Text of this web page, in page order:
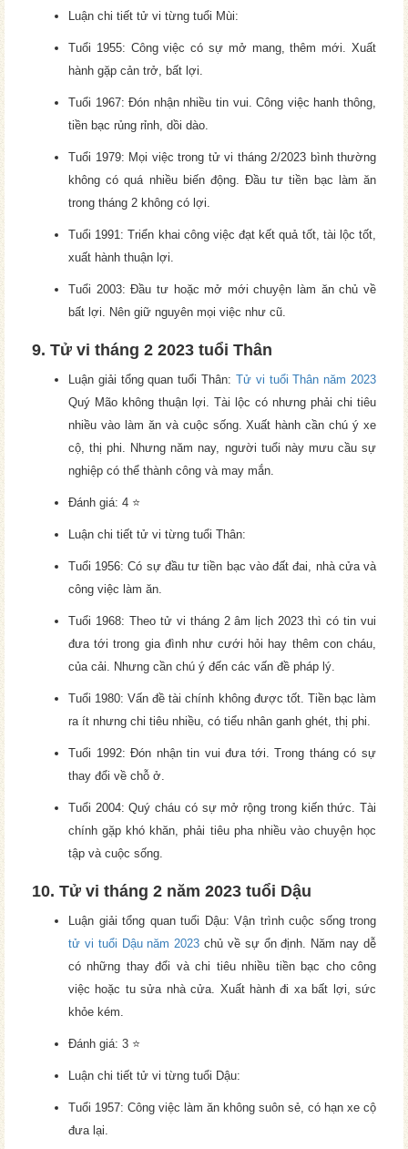
Luận chi tiết tử vi từng tuổi Mùi:
Tuổi 1955: Công việc có sự mở mang, thêm mới. Xuất
hành gặp cản trở, bất lợi.
Tuổi 1967: Đón nhận nhiều tin vui. Công việc hanh thông,
tiền bạc rủng rỉnh, dồi dào.
Tuổi 1979: Mọi việc trong tử vi tháng 2/2023 bình thường
không có quá nhiều biến động. Đầu tư tiền bạc làm ăn
trong tháng 2 không có lợi.
Tuổi 1991: Triển khai công việc đạt kết quả tốt, tài lộc tốt,
xuất hành thuận lợi.
Tuổi 2003: Đầu tư hoặc mở mới chuyện làm ăn chủ về
bất lợi. Nên giữ nguyên mọi việc như cũ.
9. Tử vi tháng 2 2023 tuổi Thân
Luận giải tổng quan tuổi Thân: Tử vi tuổi Thân năm 2023
Quý Mão không thuận lợi. Tài lộc có nhưng phải chi tiêu
nhiều vào làm ăn và cuộc sống. Xuất hành cần chú ý xe
cộ, thị phi. Nhưng năm nay, người tuổi này mưu cầu sự
nghiệp có thể thành công và may mắn.
Đánh giá: 4 ⭐
Luận chi tiết tử vi từng tuổi Thân:
Tuổi 1956: Có sự đầu tư tiền bạc vào đất đai, nhà cửa và
công việc làm ăn.
Tuổi 1968: Theo tử vi tháng 2 âm lịch 2023 thì có tin vui
đưa tới trong gia đình như cưới hỏi hay thêm con cháu,
của cải. Nhưng cần chú ý đến các vấn đề pháp lý.
Tuổi 1980: Vấn đề tài chính không được tốt. Tiền bạc làm
ra ít nhưng chi tiêu nhiều, có tiểu nhân ganh ghét, thị phi.
Tuổi 1992: Đón nhận tin vui đưa tới. Trong tháng có sự
thay đổi về chỗ ở.
Tuổi 2004: Quý cháu có sự mở rộng trong kiến thức. Tài
chính gặp khó khăn, phải tiêu pha nhiều vào chuyện học
tập và cuộc sống.
10. Tử vi tháng 2 năm 2023 tuổi Dậu
Luận giải tổng quan tuổi Dậu: Vận trình cuộc sống trong
tử vi tuổi Dậu năm 2023 chủ về sự ổn định. Năm nay dễ
có những thay đổi và chi tiêu nhiều tiền bạc cho công
việc hoặc tu sửa nhà cửa. Xuất hành đi xa bất lợi, sức
khỏe kém.
Đánh giá: 3 ⭐
Luận chi tiết tử vi từng tuổi Dậu:
Tuổi 1957: Công việc làm ăn không suôn sẻ, có hạn xe cộ
đưa lại.